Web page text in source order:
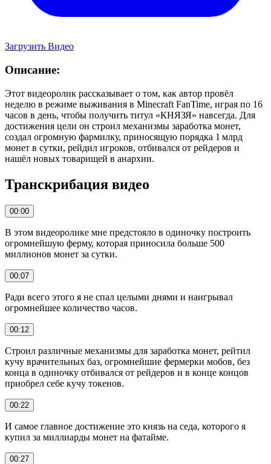
Загрузить Видео
Описание:
Этот видеоролик рассказывает о том, как автор провёл
неделю в режиме выживания в Minecraft FanTime, играя по 16
часов в день, чтобы получить титул «КНЯЗЯ» навсегда. Для
достижения цели он строил механизмы заработка монет,
создал огромную фармилку, приносящую порядка 1 млрд
монет в сутки, рейдил игроков, отбивался от рейдеров и
нашёл новых товарищей в анархии.
Транскрибация видео
00:00
В этом видеоролике мне предстояло в одиночку построить
огромнейшую ферму, которая приносила больше 500
миллионов монет за сутки.
00:07
Ради всего этого я не спал целыми днями и наигрывал
огромнейшее количество часов.
00:12
Строил различные механизмы для заработка монет, рейтил
кучу врачительных баз, огромнейшие фермерки мобов, без
конца в одиночку отбивался от рейдеров и в конце концов
приобрел себе кучу токенов.
00:22
И самое главное достижение это князь на седа, которого я
купил за миллиарды монет на фатайме.
00:27